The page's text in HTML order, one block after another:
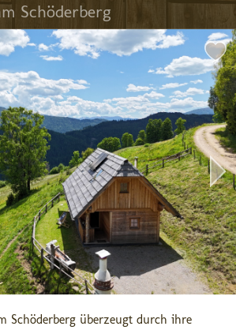
Schöderberg
Schöderberg überzeugt durch ihre